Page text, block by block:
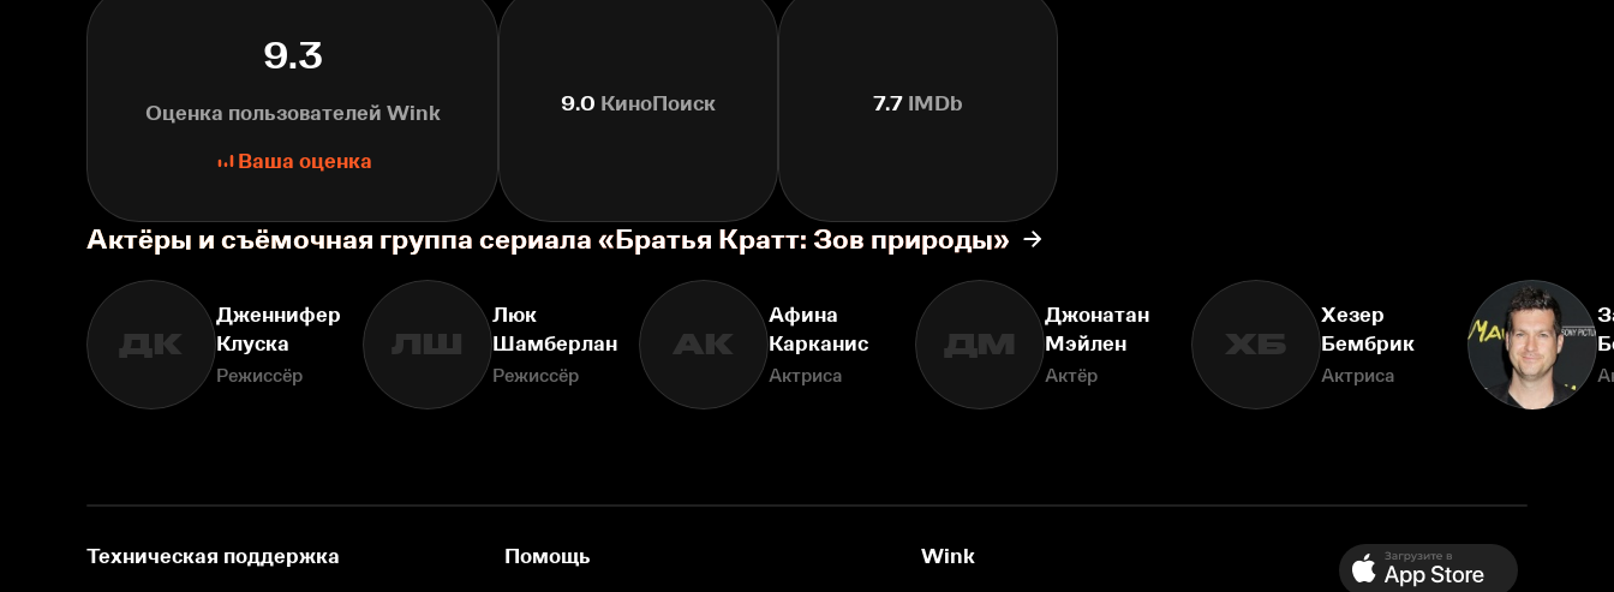
9.3
Оценка пользователей Wink
Ваша оценка
9.0 КиноПоиск 7.7IMDb
Актёры и съёмочная группа сериала «Братья Кратт: Зов природы»
ДК
Дженнифер
Клуска
Режиссёр
ЛШ
Люк
Шамберлан
Режиссёр
АК
Афина
Карканис
Актриса
ДМ
Джонатан
Мэйлен
Актёр
ХБ
Хезер
Бембрик
Актриса
Техническая поддержка Помощь Wink